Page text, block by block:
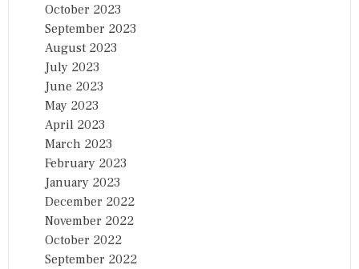
October 2023
September 2023
August 2023
July 2023
June 2023
May 2023
April 2023
March 2023
February 2023
January 2023
December 2022
November 2022
October 2022
September 2022